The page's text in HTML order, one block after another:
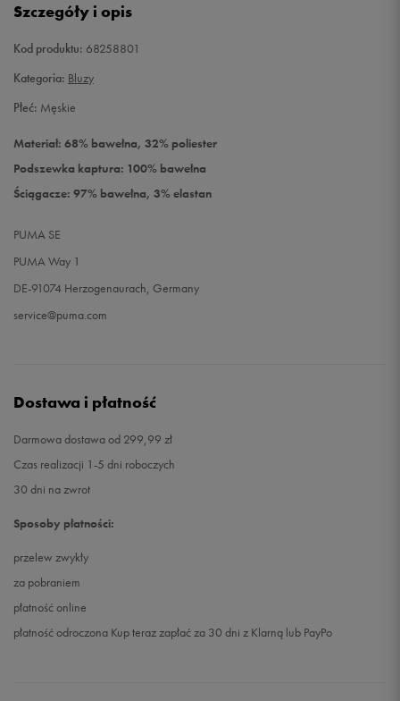
Szczegóły i opis
Kod produktu: 68258801
Kategoria: Bluzy
Płeć: Męskie
Materiał: 68% bawełna, 32% poliester
Podszewka kaptura: 100% bawełna
Ściągacze: 97% bawełna, 3% elastan
PUMA SE
PUMA Way 1
DE-91074 Herzogenaurach, Germany
service@puma.com
Dostawa i płatność
Darmowa dostawa od 299,99 zł
Czas realizacji 1-5 dni roboczych
30 dni na zwrot
Sposoby płatności:
przelew zwykły
za pobraniem
płatność online
płatność odroczona Kup teraz zapłać za 30 dni z Klarną lub PayPo